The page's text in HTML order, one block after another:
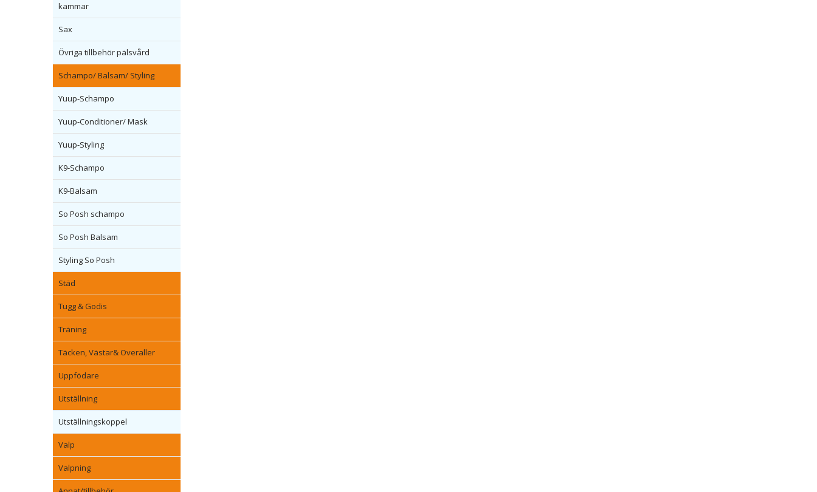
kammar
Sax
Övriga tillbehör pälsvård
Schampo/ Balsam/ Styling
Yuup-Schampo
Yuup-Conditioner/ Mask
Yuup-Styling
K9-Schampo
K9-Balsam
So Posh schampo
So Posh Balsam
Styling So Posh
Städ
Tugg & Godis
Träning
Täcken, Västar& Overaller
Uppfödare
Utställning
Utställningskoppel
Valp
Valpning